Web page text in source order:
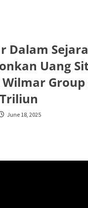
Dalam
Uang
June 18, 2025